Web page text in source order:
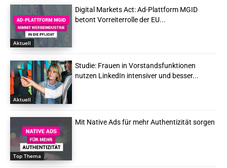
Aktuell
Digital Markets Act: Ad-Plattform MGID
betont Vorreiterrolle der EU...
Aktuell
Studie: Frauen in Vorstandsfunktionen
nutzen LinkedIn intensiver und besser...
Top Thema
Mit Native Ads für mehr Authentizität sorgen